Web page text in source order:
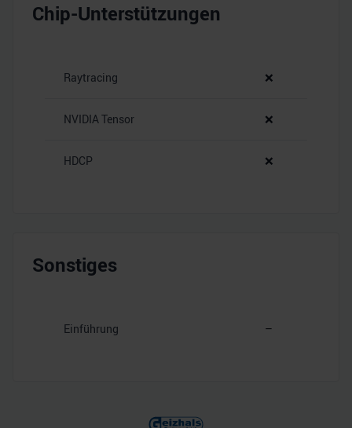
Chip-Unterstützungen
Raytracing ❌
NVIDIA Tensor ❌
HDCP ❌
Sonstiges
Einführung –